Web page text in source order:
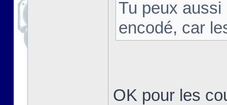
Tu peux aussi
encodé, car
OK pour les